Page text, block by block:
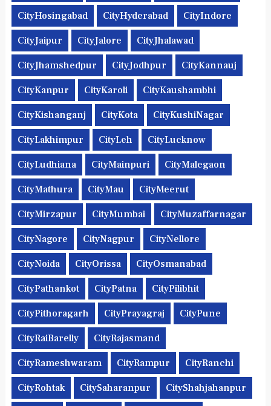
CityHosingabad CityHyderabad CityIndore
CityJaipur CityJalore CityJhalawad
CityJhamshedpur CityJodhpur CityKannauj
CityKanpur CityKaroli CityKaushambhi
CityKishanganj CityKota CityKushiNagar
CityLakhimpur CityLeh CityLucknow
CityLudhiana CityMainpuri CityMalegaon
CityMathura CityMau CityMeerut
CityMirzapur CityMumbai CityMuzaffarnagar
CityNagore CityNagpur CityNellore
CityNoida CityOrissa CityOsmanabad
CityPathankot CityPatna CityPilibhit
CityPithoragarh CityPrayagraj CityPune
CityRaiBarelly CityRajasmand
CityRameshwaram CityRampur CityRanchi
CityRohtak CitySaharanpur CityShahjahanpur